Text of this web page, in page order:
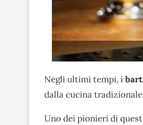
Negli ultimi tempi, i
dalla cucina
Uno dei pionieri di